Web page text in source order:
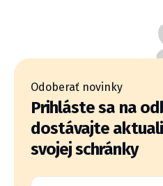
Odoberať novinky
Prihláste sa na
dostávajte
svojej schránky